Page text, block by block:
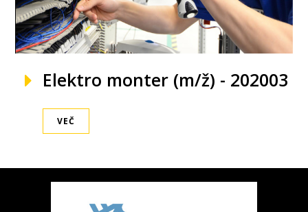
Elektro monter (m/ž) - 202003
VEČ